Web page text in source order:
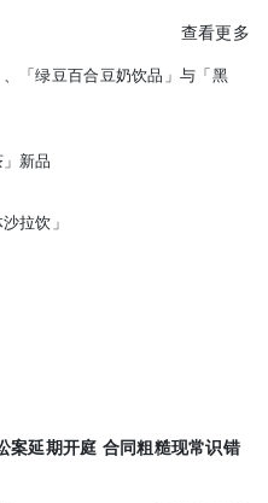
查看更多
「绿豆百合豆奶饮品」与「黑
新品
拉饮」
案延期开庭 合同粗糙现常识错